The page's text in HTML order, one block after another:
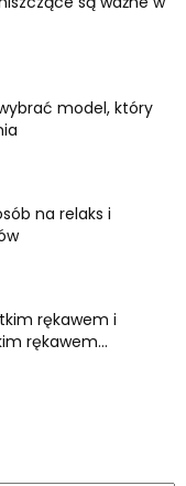
model, który
na relaks i
rękawem i
rękawem...